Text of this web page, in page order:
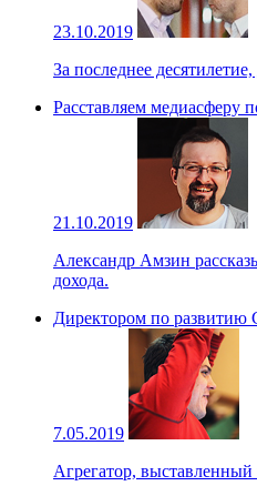
23.10.2019
За последнее
Расставляем
21.10.2019
Александр Амзин
дохода.
Директором по
7.05.2019
Агрегатор,